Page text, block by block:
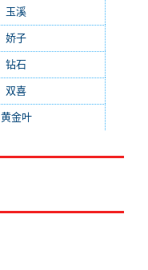
玉溪
娇子
钻石
双喜
黄金叶(151)